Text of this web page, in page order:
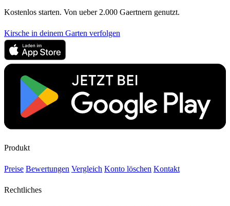
Kostenlos starten. Von ueber 2.000 Gaertnern genutzt.
Kirsche in deinem Garten verfolgen
Produkt
Preise Bewertungen Vergleich Konto löschen Kontakt
Rechtliches